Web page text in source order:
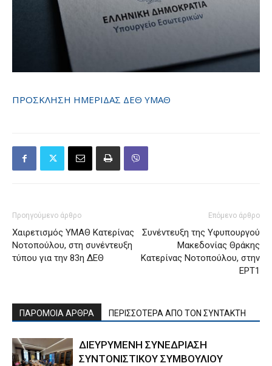
ΠΡΟΣΚΛΗΣΗ ΗΜΕΡΙΔΑΣ ΔΕΘ ΥΜΑΘ
Προηγούμενο άρθρο
Χαιρετισμός ΥΜΑΘ Κατερίνας
Νοτοπούλου, στη συνέντευξη
τύπου για την 83η ΔΕΘ
Επόμενο άρθρο
Συνέντευξη της Υφυπουργού
Μακεδονίας Θράκης
Κατερίνας Νοτοπούλου, στην
ΕΡΤ1
ΠΑΡΟΜΟΙΑ ΑΡΘΡΑ ΠΕΡΙΣΣΟΤΕΡΑ ΑΠΟ ΤΟΝ ΣΥΝΤΑΚΤΗ
ΔΙΕΥΡΥΜΕΝΗ ΣΥΝΕΔΡΙΑΣΗ
ΣΥΝΤΟΝΙΣΤΙΚΟΥ ΣΥΜΒΟΥΛΙΟΥ